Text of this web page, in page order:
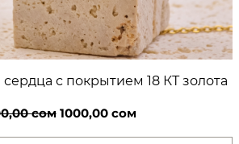
с покрытием 18 КТ золота
сом Первоначальная
1000,00 сомТекущая